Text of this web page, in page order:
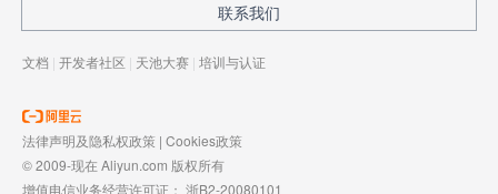
联系我们
文档 | 开发者社区 | 天池大赛 | 培训与认证
法律声明及隐私权政策 | Cookies政策
© 2009-现在 Aliyun.com 版权所有
增值电信业务经营许可证： 浙B2-20080101